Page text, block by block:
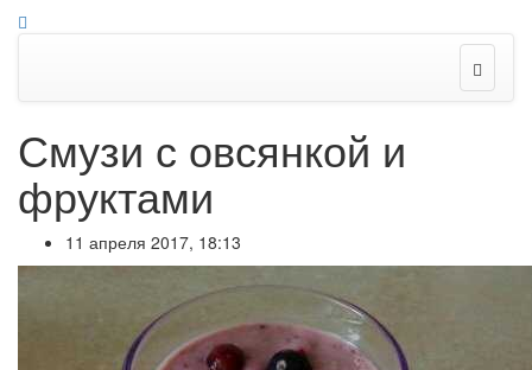
Смузи с овсянкой и
фруктами
11 апреля 2017, 18:13